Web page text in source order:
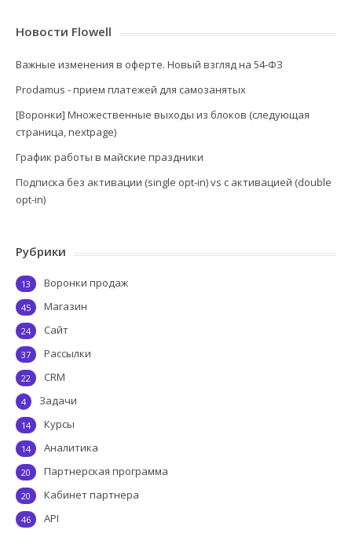
Новости Flowell
Важные изменения в оферте. Новый взгляд на 54-ФЗ
Prodamus - прием платежей для самозанятых
[Воронки] Множественные выходы из блоков (следующая
страница, nextpage)
График работы в майские праздники
Подписка без активации (single opt-in) vs с активацией (double
opt-in)
Рубрики
Воронки продаж
13
Магазин
45
Сайт
24
Рассылки
37
CRM
22
Задачи
4
Курсы
14
Аналитика
14
Партнерская программа
20
Кабинет партнера
20
API
46